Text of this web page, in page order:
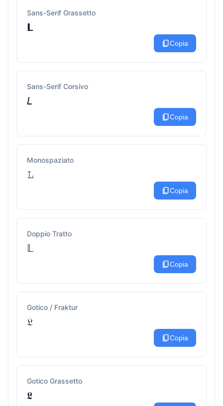
Sans-Serif Grassetto
𝗟
content_copyCopia
Sans-Serif Corsivo
𝘓
content_copyCopia
Monospaziato
𝙻
content_copyCopia
Doppio Tratto
𝕃
content_copyCopia
Gotico / Fraktur
𝔏
content_copyCopia
Gotico Grassetto
𝕷